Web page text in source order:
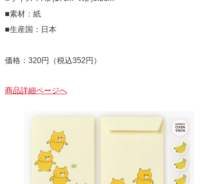
■素材：紙
■生産国：日本
価格：320円（税込352円）
商品詳細ページへ